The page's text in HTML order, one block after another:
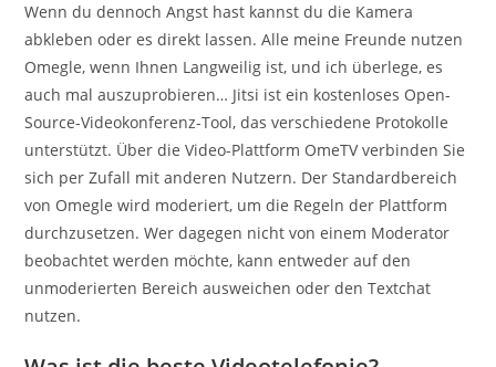
Wenn du dennoch Angst hast kannst du die Kamera
abkleben oder es direkt lassen. Alle meine Freunde nutzen
Omegle, wenn Ihnen Langweilig ist, und ich überlege, es
auch mal auszuprobieren… Jitsi ist ein kostenloses Open-
Source-Videokonferenz-Tool, das verschiedene Protokolle
unterstützt. Über die Video-Plattform OmeTV verbinden Sie
sich per Zufall mit anderen Nutzern. Der Standardbereich
von Omegle wird moderiert, um die Regeln der Plattform
durchzusetzen. Wer dagegen nicht von einem Moderator
beobachtet werden möchte, kann entweder auf den
unmoderierten Bereich ausweichen oder den Textchat
nutzen.